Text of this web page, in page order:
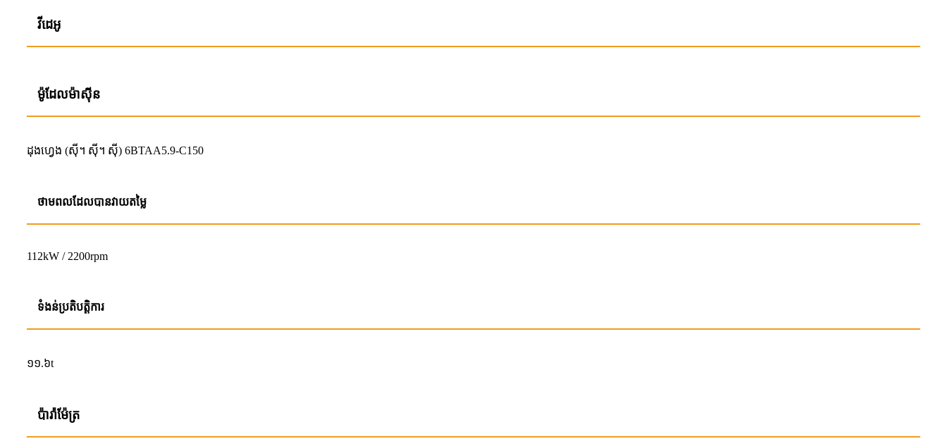
វីដេអូ
ម៉ូដែលម៉ាស៊ីន
ដុងហ្វេង (ស៊ី។ ស៊ី។ ស៊ី) 6BTAA5.9-C150
ថាមពលដែលបានវាយតម្លៃ
112kW / 2200rpm
ទំងន់ប្រតិបត្តិការ
១១.៦t
ប៉ារ៉ាម៉ែត្រ